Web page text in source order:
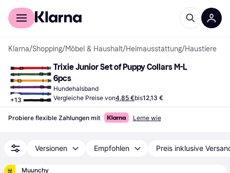
Für Shopper
Klarna/Shopping/Möbel & Haushalt/Heimausstattung/Haustiere
+13
Trixie Junior Set of Puppy Collars M-L
6pcs
Hundehalsband
Vergleiche Preise von4,85 €bis12,13 €
Probiere flexible Zahlungen mit Lerne wie
Versionen Empfohlen Preis inklusive
Muunchy